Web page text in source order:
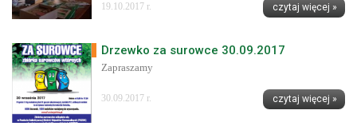
19.10.2017 r. czytaj więcej »
Drzewko za surowce 30.09.2017
Zapraszamy
30.09.2017 r. czytaj więcej »